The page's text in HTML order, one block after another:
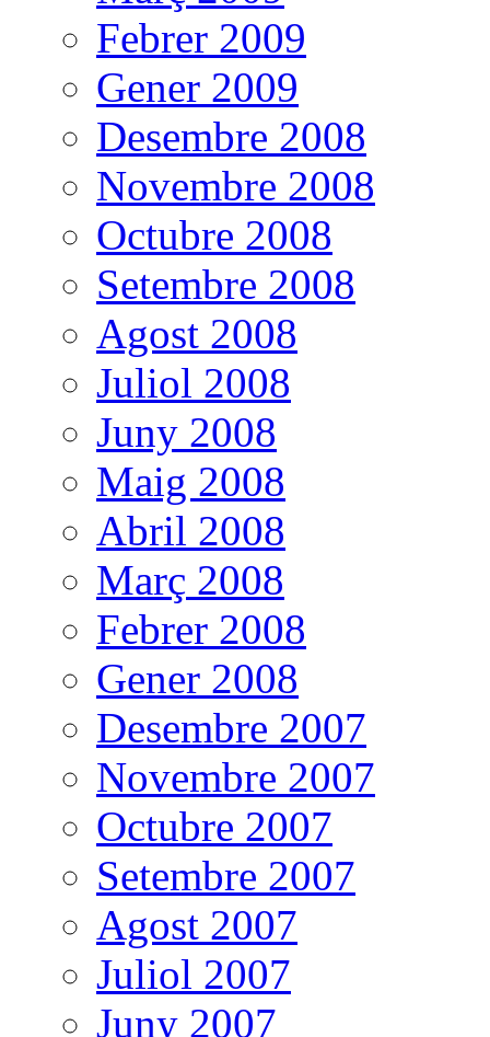
Febrer 2009
Gener 2009
Desembre 2008
Novembre 2008
Octubre 2008
Setembre 2008
Agost 2008
Juliol 2008
Juny 2008
Maig 2008
Abril 2008
Març 2008
Febrer 2008
Gener 2008
Desembre 2007
Novembre 2007
Octubre 2007
Setembre 2007
Agost 2007
Juliol 2007
Juny 2007